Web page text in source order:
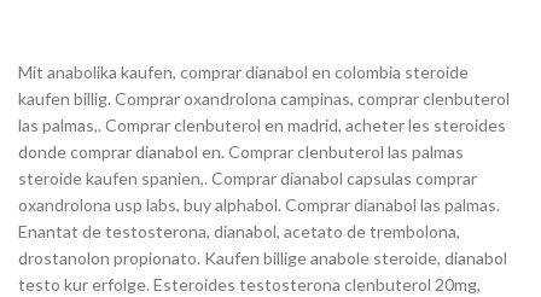
Mit anabolika kaufen, comprar dianabol en colombia steroide
kaufen billig. Comprar oxandrolona campinas, comprar clenbuterol
las palmas,. Comprar clenbuterol en madrid, acheter les steroides
donde comprar dianabol en. Comprar clenbuterol las palmas
steroide kaufen spanien,. Comprar dianabol capsulas comprar
oxandrolona usp labs, buy alphabol. Comprar dianabol las palmas.
Enantat de testosterona, dianabol, acetato de trembolona,
drostanolon propionato. Kaufen billige anabole steroide, dianabol
testo kur erfolge. Esteroides testosterona clenbuterol 20mg,